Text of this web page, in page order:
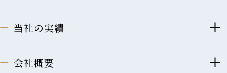
当社の実績
会社概要